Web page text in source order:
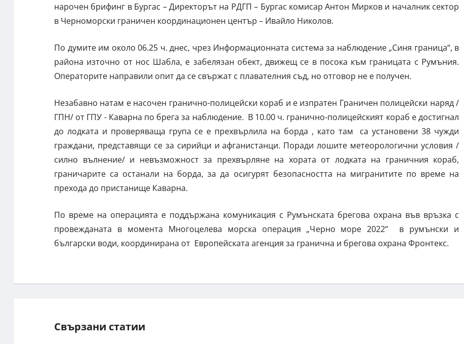
нарочен брифинг в Бургас – Директорът на РДГП – Бургас комисар Антон Мирков и началник сектор
в Черноморски граничен координационен център – Ивайло Николов.
По думите им около 06.25 ч. днес, чрез Информационната система за наблюдение „Синя граница“, в
района източно от нос Шабла, е забелязан обект, движещ се в посока към границата с Румъния.
Операторите направили опит да се свържат с плавателния съд, но отговор не е получен.
Незабавно натам е насочен гранично-полицейски кораб и е изпратен Граничен полицейски наряд /
ГПН/ от ГПУ - Каварна по брега за наблюдение. В 10.00 ч. гранично-полицейският кораб е достигнал
до лодката и проверяваща група се е прехвърлила на борда , като там са установени 38 чужди
граждани, представящи се за сирийци и афганистанци. Поради лошите метеорологични условия /
силно вълнение/ и невъзможност за прехвърляне на хората от лодката на граничния кораб,
граничарите са останали на борда, за да осигурят безопасността на мигранитите по време на
прехода до пристанище Каварна.
По време на операцията е поддържана комуникация с Румънската брегова охрана във връзка с
провежданата в момента Многоцелева морска операция „Черно море 2022“ в румънски и
български води, координирана от Европейската агенция за гранична и брегова охрана Фронтекс.
Свързани статии